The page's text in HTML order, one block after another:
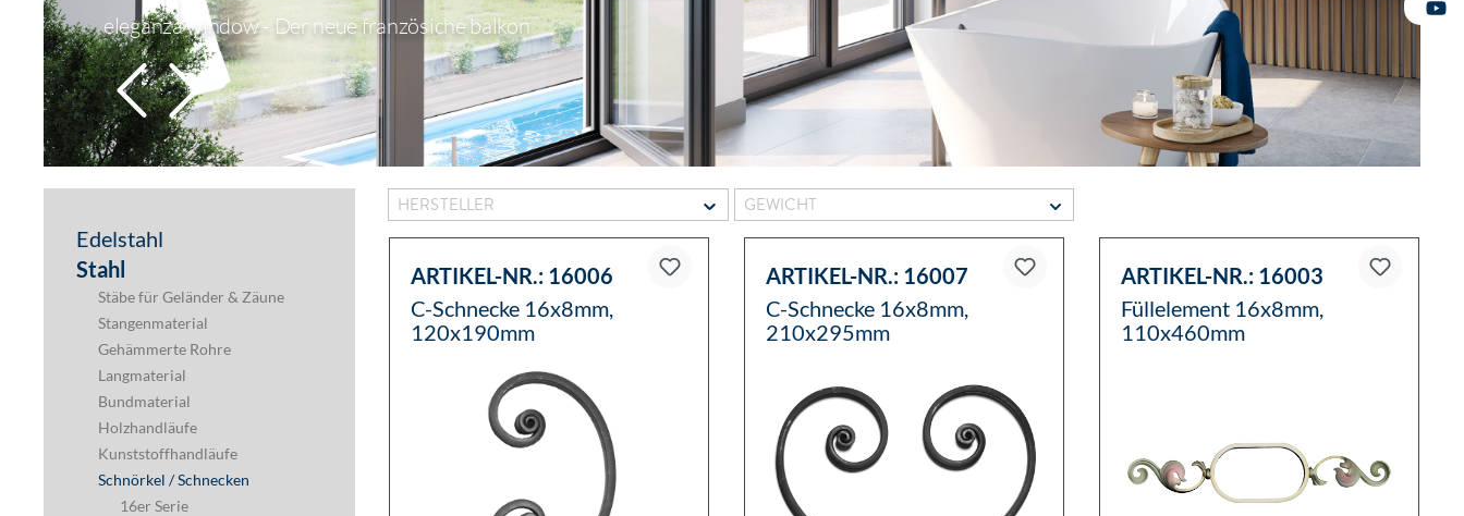
eleganza window - Der neue französiche balkon
Edelstahl
Stahl
Stäbe für Geländer & Zäune
Stangenmaterial
Gehämmerte Rohre
Langmaterial
Bundmaterial
Holzhandläufe
Kunststoffhandläufe
Schnörkel / Schnecken
16er Serie
HERSTELLER GEWICHT
ARTIKEL-NR.: 16006
C-Schnecke 16x8mm,
120x190mm
ARTIKEL-NR.:16007
C-Schnecke 16x8mm,
210x295mm
ARTIKEL-NR.:16003
Füllelement 16x8mm,
110x460mm